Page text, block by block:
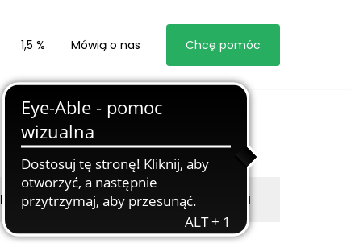
1,5 % Mówią o nas Chcę pomóc
Byli z nami Zgłoś marzyciela